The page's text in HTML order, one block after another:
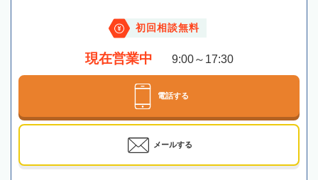
初回相談無料
現在営業中 9:00～17:30
電話する
メールする